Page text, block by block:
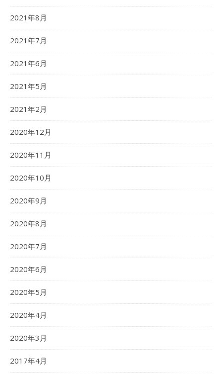
2021年8月
2021年7月
2021年6月
2021年5月
2021年2月
2020年12月
2020年11月
2020年10月
2020年9月
2020年8月
2020年7月
2020年6月
2020年5月
2020年4月
2020年3月
2017年4月